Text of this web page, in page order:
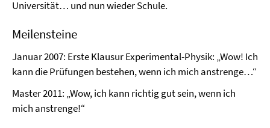
Universität… und nun wieder Schule.
Meilensteine
Januar 2007: Erste Klausur Experimental-Physik: „Wow! Ich
kann die Prüfungen bestehen, wenn ich mich anstrenge…“
Master 2011: „Wow, ich kann richtig gut sein, wenn ich
mich anstrenge!“